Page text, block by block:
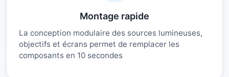
Montage rapide
La conception modulaire des sources lumineuses,
objectifs et écrans permet de remplacer les
composants en 10 secondes